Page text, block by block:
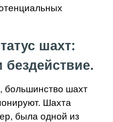
шахт:
бездействие.
большинство шахт
Шахта
была одной из